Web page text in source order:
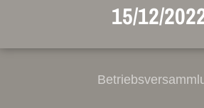
15/12/